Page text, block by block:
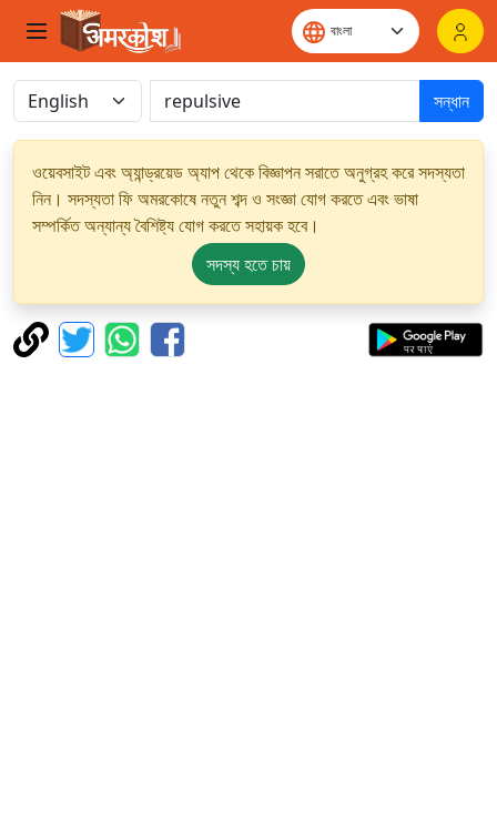
সন্ধান
ওয়েবসাইট এবং অ্যান্ড্রয়েড অ্যাপ থেকে বিজ্ঞাপন সরাতে অনুগ্রহ করে সদস্যতা
নিন। সদস্যতা ফি অমরকোষে নতুন শব্দ ও সংজ্ঞা যোগ করতে এবং ভাষা
সম্পর্কিত অন্যান্য বৈশিষ্ট্য যোগ করতে সহায়ক হবে।
সদস্য হতে চায়